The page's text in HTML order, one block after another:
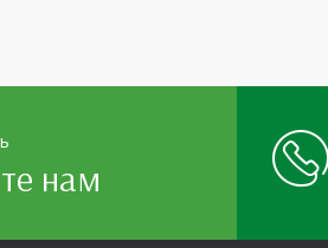
нам